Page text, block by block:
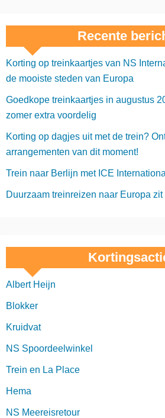
Recente
Korting op treinkaartjes van NS
de mooiste steden van Europa
Goedkope treinkaartjes in augustus
zomer extra voordelig
Korting op dagjes uit met de trein?
arrangementen van dit moment!
Trein naar Berlijn met ICE International
Duurzaam treinreizen naar Europa zit
Albert Heijn
Blokker
Kruidvat
NS Spoordeelwinkel
Trein en La Place
Hema
NS Meereisretour